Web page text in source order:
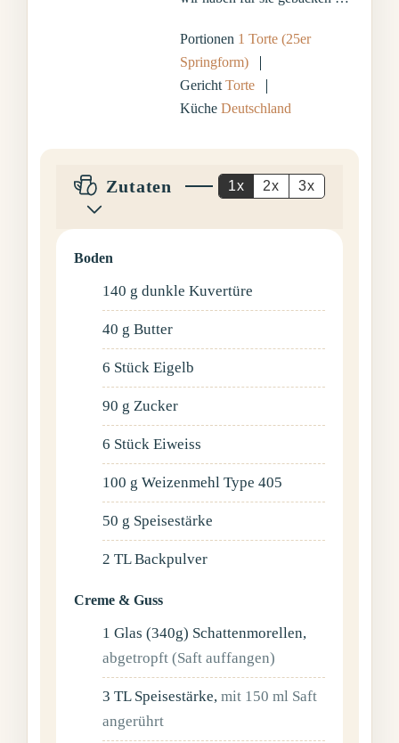
Portionen 1 Torte (25er
Springform)
GerichtTorte
KücheDeutschland
Zutaten 1x 2x 3x
Boden
140 g dunkle Kuvertüre
40 g Butter
6 Stück Eigelb
90 g Zucker
6 Stück Eiweiss
100 g Weizenmehl Type 405
50 g Speisestärke
2 TL Backpulver
Creme & Guss
1 Glas (340g) Schattenmorellen,
abgetropft (Saft auffangen)
3 TL Speisestärke,mit 150 ml Saft
angerührt